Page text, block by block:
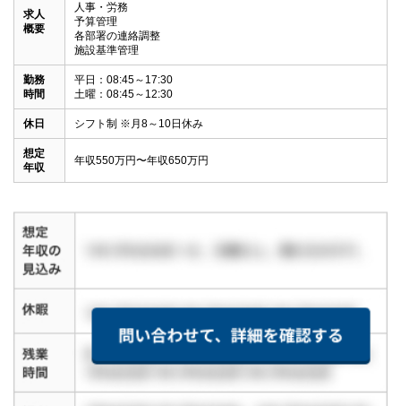
求人
概要
人事・労務
予算管理
各部署の連絡調整
施設基準管理
勤務
時間
平日：08:45～17:30
土曜：08:45～12:30
休日 シフト制 ※月8～10日休み
想定
年収
年収550万円〜年収650万円